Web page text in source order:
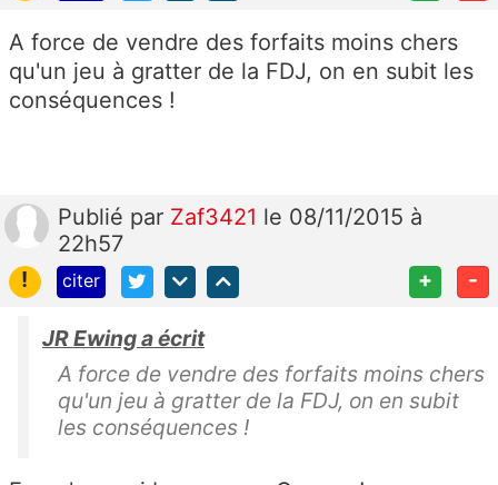
A force de vendre des forfaits moins chers
qu'un jeu à gratter de la FDJ, on en subit les
conséquences !
Publié par Zaf3421 le 08/11/2015 à
22h57
!
citer + -
JR Ewing a écrit
A force de vendre des forfaits moins chers
qu'un jeu à gratter de la FDJ, on en subit
les conséquences !